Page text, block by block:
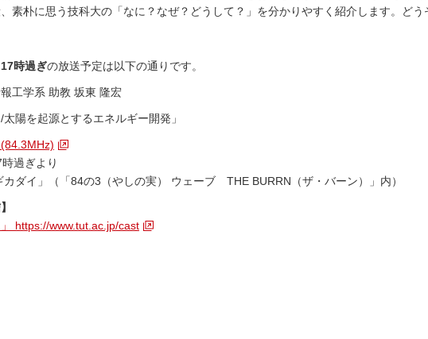
素朴に思う技科大の「なに？なぜ？どうして？」を分かりやすく紹介します。どう
17時過ぎの放送予定は以下の通りです。
工学系 助教 坂東 隆宏
陽を起源とするエネルギー開発」
過ぎより
ダイ」（「84の3（やしの実） ウェーブ THE BURRN（ザ・バーン）」内）
https://www.tut.ac.jp/cast